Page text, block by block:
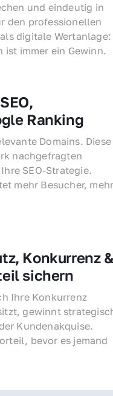
und eindeutig in
den professionellen
digitale Wertanlage:
ist immer ein Gewinn.
Ranking
Domains. Diese
nachgefragten
SEO-Strategie.
mehr Besucher, mehr
Konkurrenz &
sichern
Ihre Konkurrenz
gewinnt
Kundenakquise.
bevor es jemand